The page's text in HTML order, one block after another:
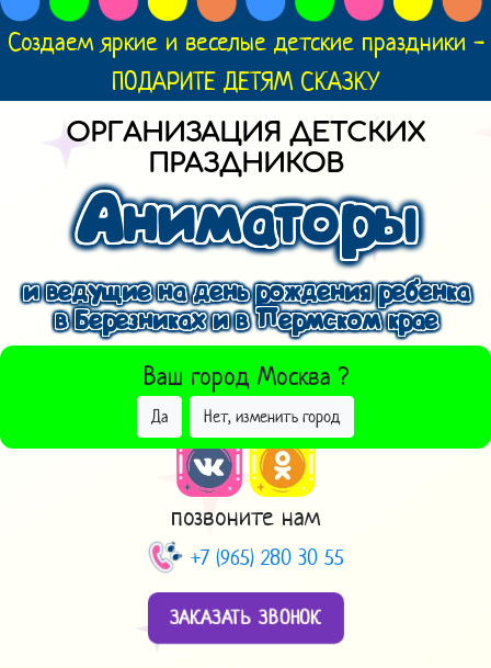
Создаем яркие и веселые детские праздники -
ПОДАРИТЕ ДЕТЯМ СКАЗКУ
ОРГАНИЗАЦИЯ ДЕТСКИХ
ПРАЗДНИКОВ
Аниматоры
и ведущие на день рождения ребенка
в Березниках и в Пермском крае
Ваш город Москва ?
Да Нет, изменить город
ВЫБРАТЬ ДРУГОЙ ГОРОД
позвоните нам
+7 (965) 280 30 55
ЗАКАЗАТЬ ЗВОНОК